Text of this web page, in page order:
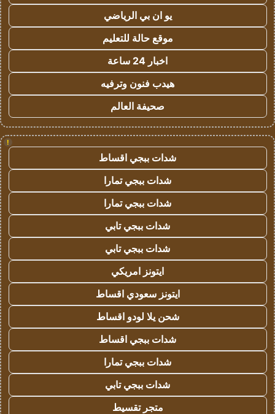
يو ان بي الرياضي
موقع حالة للتعليم
اخبار 24 ساعة
هيدب فنون وترفيه
صحيفة العالم
!
شدات ببجي اقساط
شدات ببجي تمارا
شدات ببجي تمارا
شدات ببجي تابي
شدات ببجي تابي
ايتونز امريكي
ايتونز سعودي اقساط
شحن يلا لودو اقساط
شدات ببجي اقساط
شدات ببجي تمارا
شدات ببجي تابي
متجر تقسيط